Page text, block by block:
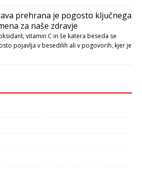
prehrana je pogosto ključnega
za naše zdravje
vitamin C in še katera beseda se
pojavlja v besedilih ali v pogovorih, kjer je